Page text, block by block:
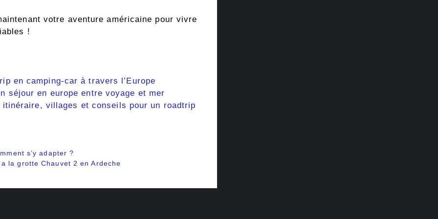
votre aventure américaine pour vivre
!
en camping-car à travers l’Europe
séjour en europe entre voyage et mer
villages et conseils pour un roadtrip
s’y adapter ?
la grotte Chauvet 2 en Ardeche